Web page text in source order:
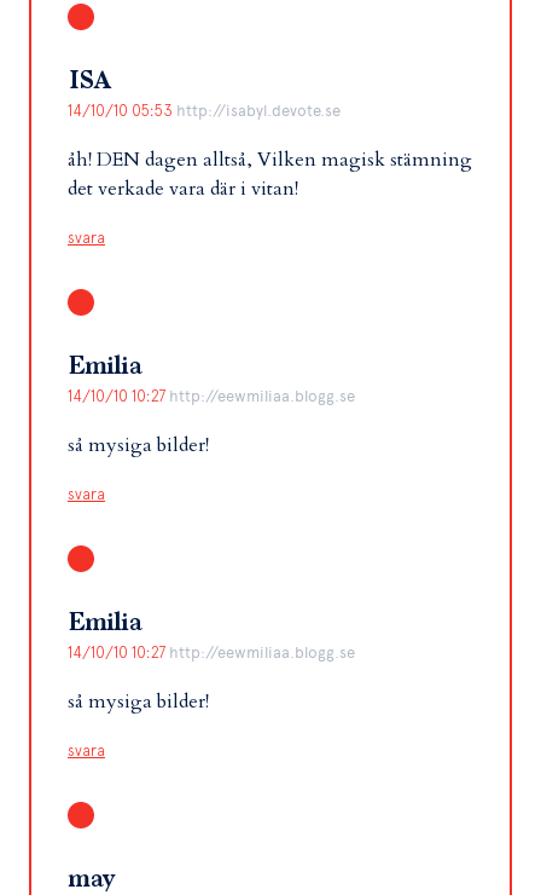
ISA
14/10/10 05:53 http://isabyl.devote.se
åh! DEN dagen alltså, Vilken magisk stämning
det verkade vara där i vitan!
svara
Emilia
14/10/10 10:27 http://eewmiliaa.blogg.se
så mysiga bilder!
svara
Emilia
14/10/10 10:27 http://eewmiliaa.blogg.se
så mysiga bilder!
svara
may